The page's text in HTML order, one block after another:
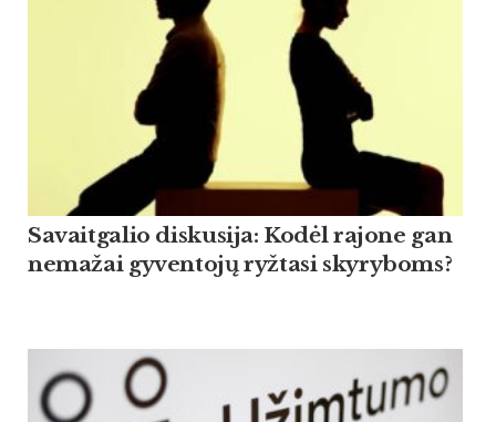
Savaitgalio diskusija: Kodėl rajone gan
nemažai gyventojų ryžtasi skyryboms?